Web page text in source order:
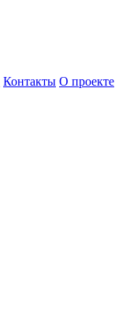
Контакты О проекте